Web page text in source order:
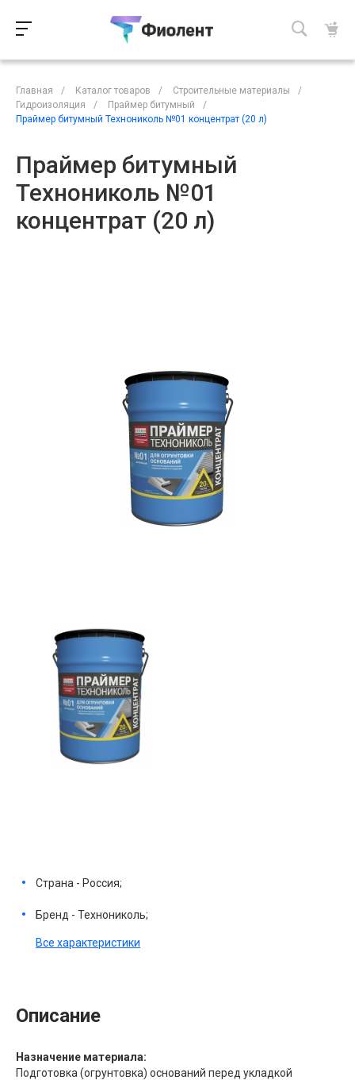
Главная / Каталог товаров / Строительные материалы
/
Гидроизоляция
/ Праймер битумный
/
Праймер битумный Технониколь №01 концентрат (20 л)
Праймер битумный
Технониколь №01
концентрат (20 л)
Страна - Россия;
Бренд - Технониколь;
Все характеристики
Описание
Назначение материала:
Подготовка (огрунтовка) оснований перед укладкой